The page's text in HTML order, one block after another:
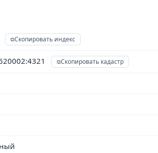
Скопировать индекс
Скопировать кадастр